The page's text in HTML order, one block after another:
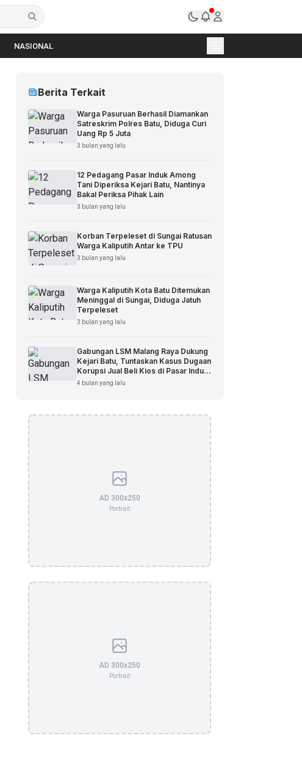
NASIONAL
Berita Terkait
Warga Pasuruan Berhasil Diamankan
Satreskrim Polres Batu, Diduga Curi
Uang Rp 5 Juta
3 bulan yang lalu
12 Pedagang Pasar Induk Among
Tani Diperiksa Kejari Batu, Nantinya
Bakal Periksa Pihak Lain
3 bulan yang lalu
Korban Terpeleset di Sungai Ratusan
Warga Kaliputih Antar ke TPU
3 bulan yang lalu
Warga Kaliputih Kota Batu Ditemukan
Meninggal di Sungai, Diduga Jatuh
Terpeleset
3 bulan yang lalu
Gabungan LSM Malang Raya Dukung
Kejari Batu, Tuntaskan Kasus Dugaan
Korupsi Jual Beli Kios di Pasar Induk
Among Tani
4 bulan yang lalu
AD 300x250
Portrait
AD 300x250
Portrait